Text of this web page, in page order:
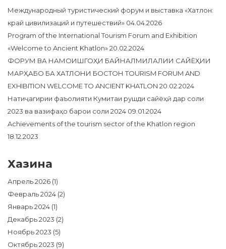
Международный туристический форум и выставка «Хатлон:
край цивилизаций и путешествий» 04.04.2026
Program of the International Tourism Forum and Exhibition
«Welcome to Ancient Khatlon»20.02.2024
ФОРУМ ВА НАМОИШГОҲИ БАЙНАЛМИЛАЛИИ САЙЁҲИИ
МАРҲАБО БА ХАТЛОНИ БОСТОН TOURISM FORUM AND
EXHIBITION WELCOME TO ANCIENT KHATLON 20.02.2024
Натиҷагирии фаъолияти Кумитаи рушди сайёҳӣ дар соли
2023 ва вазифаҳо барои соли 2024 09.01.2024
Achievements of the tourism sector of the Khatlon region
18.12.2023
Хазина
Апрель 2026 (1)
Февраль 2024 (2)
Январь 2024 (1)
Декабрь 2023 (2)
Ноябрь 2023 (5)
Октябрь 2023 (9)